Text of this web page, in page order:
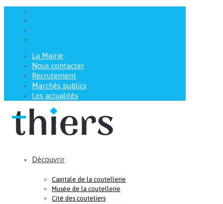
La Mairie
Nous contacter
Recrutement
Marchés publics
Les actualités
Découvrir
Capitale de la coutellerie
Musée de la coutellerie
Cité des couteliers